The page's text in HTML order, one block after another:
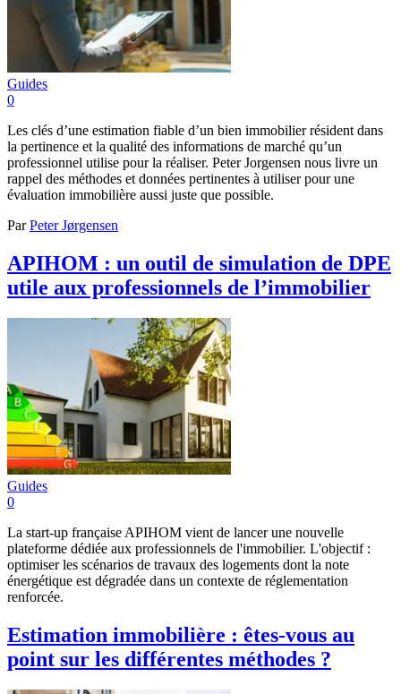
Guides
0
Les clés d’une estimation fiable d’un bien immobilier résident dans
la pertinence et la qualité des informations de marché qu’un
professionnel utilise pour la réaliser. Peter Jorgensen nous livre un
rappel des méthodes et données pertinentes à utiliser pour une
évaluation immobilière aussi juste que possible.
ParPeter Jørgensen
APIHOM : un outil de simulation de DPE
utile aux professionnels de l’immobilier
Guides
0
La start-up française APIHOM vient de lancer une nouvelle
plateforme dédiée aux professionnels de l'immobilier. L'objectif :
optimiser les scénarios de travaux des logements dont la note
énergétique est dégradée dans un contexte de réglementation
renforcée.
Estimation immobilière : êtes-vous au
point sur les différentes méthodes ?